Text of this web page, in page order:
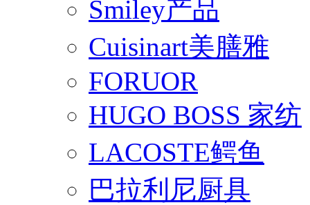
Smiley产品
Cuisinart美膳雅
FORUOR
HUGO BOSS 家纺
LACOSTE鳄鱼
巴拉利尼厨具